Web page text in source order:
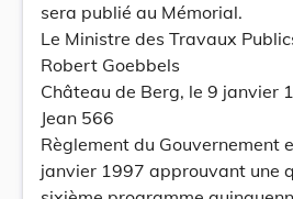
sera publié au Mémorial.
Le Ministre des Travaux
Robert Goebbels
Château de Berg, le 9 janvier
Jean 566
Règlement du Gouvernement
janvier 1997 approuvant une